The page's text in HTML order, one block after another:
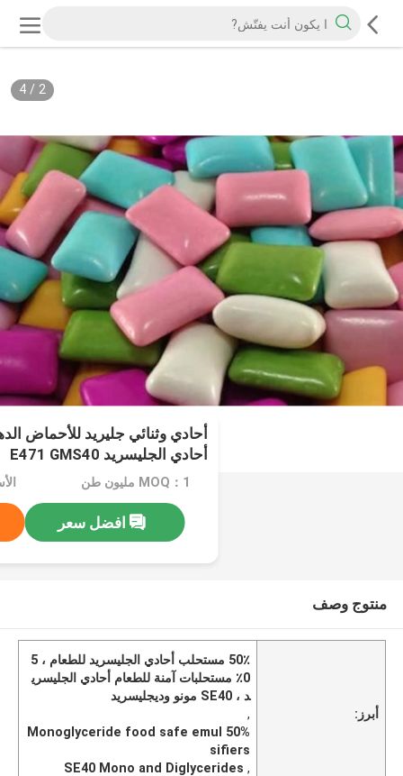
2
/
4
أحادي وثنائي جليريد للأحماض
أحادي الجليسريد E471 GMS40
MOQ：1 مليون طن
افضل سعر
منتوج وصف
أبرز:
50٪ مستحلب أحادي الجليسريد للطعام ، 5
0٪ مستحلبات آمنة للطعام أحادي الجليسري
د ، SE40 مونو وديجليسريد
,
50% Monoglyceride food safe emul
sifiers
,
SE40 Mono and Diglycerides